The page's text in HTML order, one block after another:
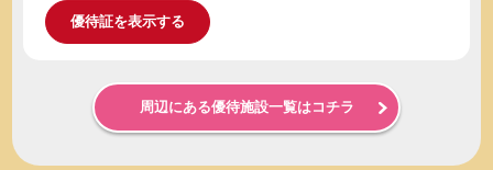
優待証を表示する
周辺にある優待施設一覧はコチラ